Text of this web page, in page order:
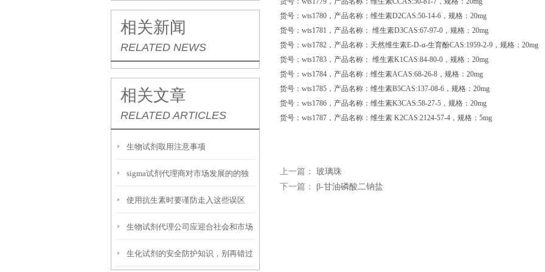
相关新闻
RELATED NEWS
相关文章
RELATED ARTICLES
生物试剂取用注意事项
sigma试剂代理商对市场发展的的独
特认知
使用抗生素时要谨防走入这些误区
生物试剂代理公司应迎合社会和市场
的发展潮流
生化试剂的安全防护知识，别再错过
货号：wts1780，产品名称：维生素D2CAS:50-14-6，规格：20mg
货号：wts1781，产品名称： 维生素D3CAS:67-97-0，规格：20mg
货号：wts1782，产品名称：天然维生素E-D-α-生育酚CAS:1959-2-9，规格：20mg
货号：wts1783，产品名称： 维生素K1CAS:84-80-0，规格：20mg
货号：wts1784，产品名称：维生素ACAS:68-26-8，规格：20mg
货号：wts1785，产品名称：维生素B5CAS:137-08-6，规格：20mg
货号：wts1786，产品名称：维生素K3CAS:58-27-5，规格：20mg
货号：wts1787，产品名称：维生素 K2CAS:2124-57-4，规格：5mg
上一篇： 玻璃珠
下一篇： β-甘油磷酸二钠盐